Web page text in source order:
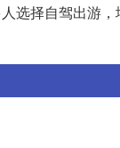
选择自驾出游